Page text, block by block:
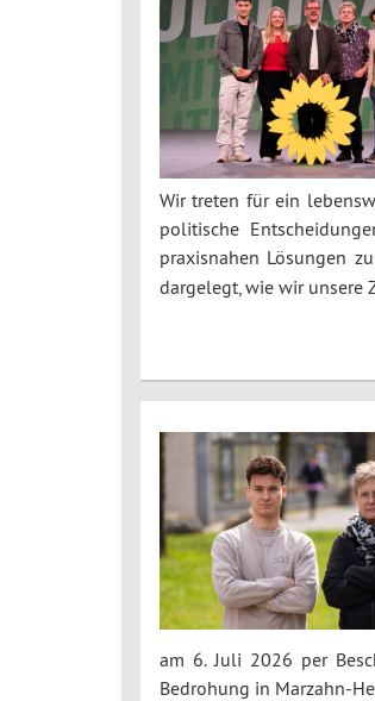
Wir treten für ein
politische
praxisnahen Lösungen
dargelegt, wie wir unsere
am 6. Juli 2026 per
Bedrohung in Marzahn-